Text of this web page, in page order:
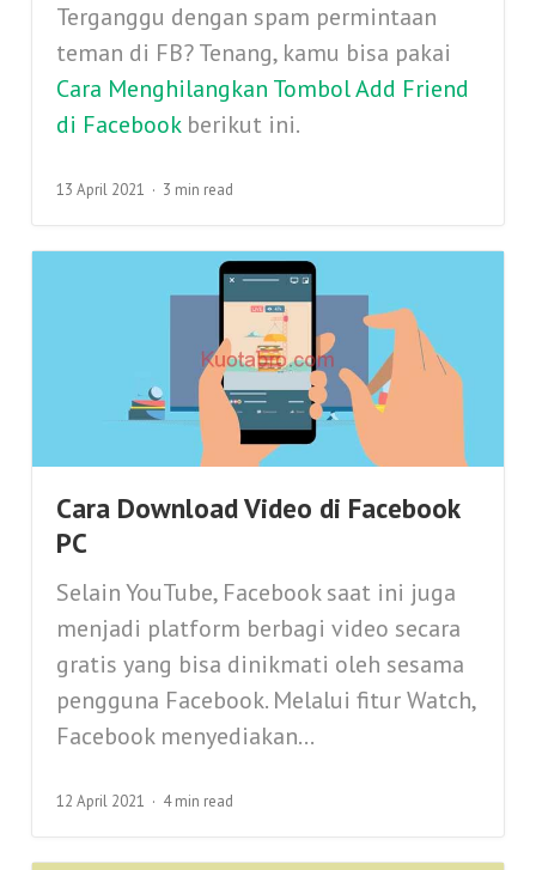
Terganggu dengan spam permintaan
teman di FB? Tenang, kamu bisa pakai
Cara Menghilangkan Tombol Add Friend
di Facebookberikut ini.
13 April 2021 3 min read
Cara Download Video di Facebook
PC
Selain YouTube, Facebook saat ini juga
menjadi platform berbagi video secara
gratis yang bisa dinikmati oleh sesama
pengguna Facebook. Melalui fitur Watch,
Facebook menyediakan...
12 April 2021 4 min read